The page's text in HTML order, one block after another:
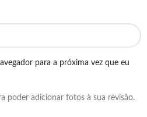
para a próxima vez que eu
poder adicionar fotos à sua revisão.